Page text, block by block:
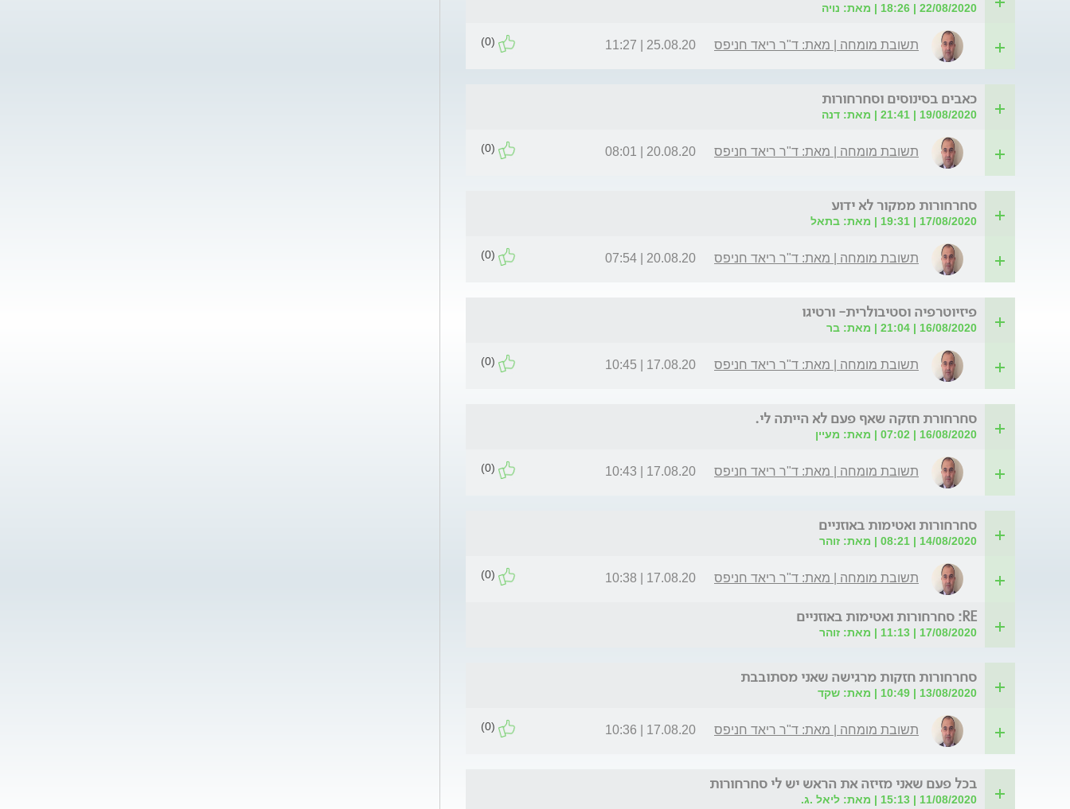
22/08/2020 | 18:26 | מאת: נויה
תשובת מומחה | מאת: ד"ר ריאד חניפס 25.08.20 | 11:27
(0)
כאבים בסינוסים וסחרחורות
19/08/2020 | 21:41 | מאת: דנה
תשובת מומחה | מאת: ד"ר ריאד חניפס 20.08.20 | 08:01
(0)
סחרחורות ממקור לא ידוע
17/08/2020 | 19:31 | מאת: בתאל
תשובת מומחה | מאת: ד"ר ריאד חניפס 20.08.20 | 07:54
(0)
פיזיוטרפיה וסטיבולרית- ורטיגו
16/08/2020 | 21:04 | מאת: בר
תשובת מומחה | מאת: ד"ר ריאד חניפס 17.08.20 | 10:45
(0)
סחרחורת חזקה שאף פעם לא הייתה לי.
16/08/2020 | 07:02 | מאת: מעיין
תשובת מומחה | מאת: ד"ר ריאד חניפס 17.08.20 | 10:43
(0)
סחרחורות ואטימות באוזניים
14/08/2020 | 08:21 | מאת: זוהר
תשובת מומחה | מאת: ד"ר ריאד חניפס 17.08.20 | 10:38
(0)
RE: סחרחורות ואטימות באוזניים
17/08/2020 | 11:13 | מאת: זוהר
סחרחורות חזקות מרגישה שאני מסתובבת
13/08/2020 | 10:49 | מאת: שקד
תשובת מומחה | מאת: ד"ר ריאד חניפס 17.08.20 | 10:36
(0)
בכל פעם שאני מזיזה את הראש יש לי סחרחורות
11/08/2020 | 15:13 | מאת: ליאל .ג.